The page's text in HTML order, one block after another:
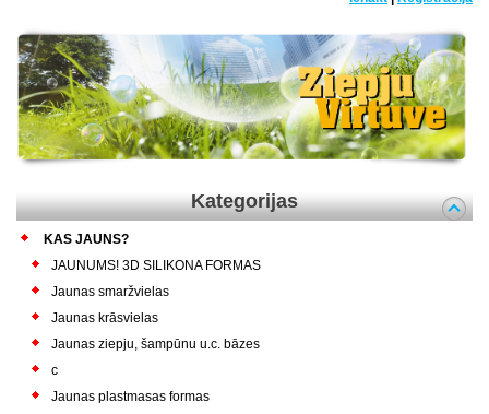
Kategorijas
KAS JAUNS?
JAUNUMS! 3D SILIKONA FORMAS
Jaunas smaržvielas
Jaunas krāsvielas
Jaunas ziepju, šampūnu u.c. bāzes
c
Jaunas plastmasas formas